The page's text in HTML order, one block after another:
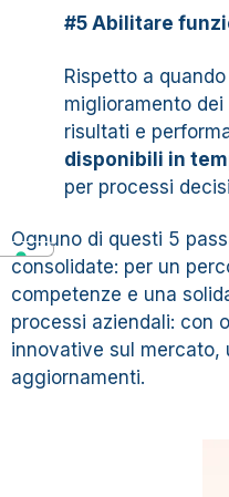
#5 Abilitare
Rispetto a
miglioramento
risultati e
disponibili in
per processi
Ognuno di questi 5
consolidate: per un
competenze e una
processi aziendali: con
innovative sul mercato,
aggiornamenti.